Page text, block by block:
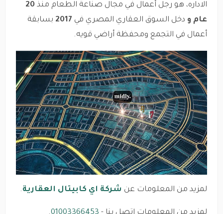
الاداره، هو رجل أعمال في مجال صناعة الطعام منذ 20
عام و دخل السوق العقاري المصري في 2017 بسابقة
أعمال في التجمع ومحفظة أراضي قويه.
لمزيد من المعلومات عن شركة اي كابيتال العقارية.